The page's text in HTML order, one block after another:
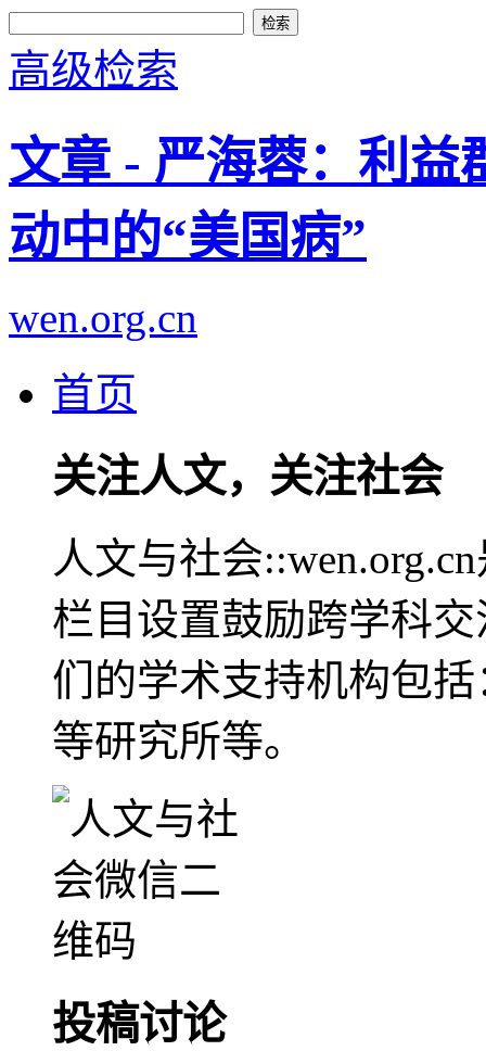
高级检索
文章 - 严海蓉：利益
动中的“美国病”
wen.org.cn
首页
关注人文，关注社会
人文与社会
栏目设置鼓励跨学科
们的学术支持机构包
等研究所等。
投稿讨论